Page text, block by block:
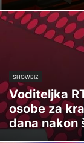
SHOWBIZ
Voditeljka
osobe za
dana nakon